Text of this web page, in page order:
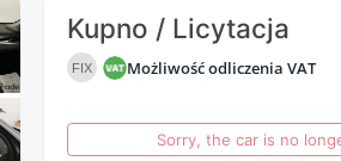
Kupno / Licytacja
FIX Możliwość odliczenia VAT
Sorry, the car is no